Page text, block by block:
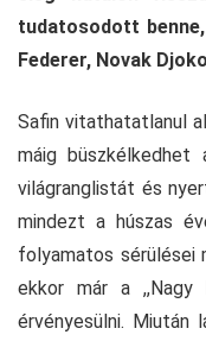
tudatosodott
Federer, Novak
Safin vitathatatlanul
máig
világranglistát és
mindezt a húszas
folyamatos sérülései
ekkor már a ,,Nagy
érvényesülni. Miután